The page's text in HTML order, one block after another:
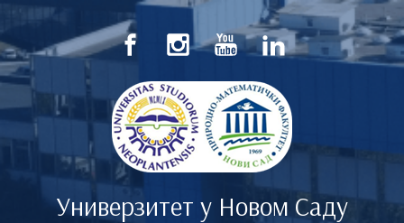
Скип то маин цонтент
Универзитет у Новом Саду